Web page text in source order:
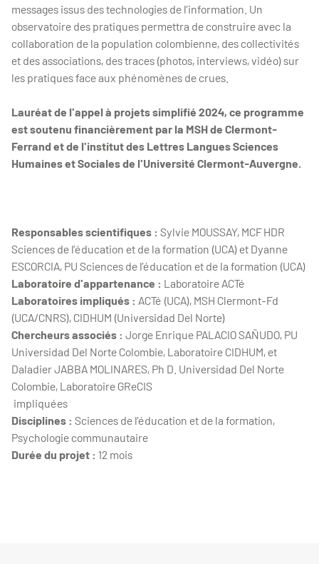
messages issus des technologies de l’information. Un
observatoire des pratiques permettra de construire avec la
collaboration de la population colombienne, des collectivités
et des associations, des traces (photos, interviews, vidéo) sur
les pratiques face aux phénomènes de crues.
Lauréat de l'appel à projets simplifié 2024, ce programme
est soutenu financièrement par la MSH de Clermont-
Ferrand et de l'institut des Lettres Langues Sciences
Humaines et Sociales de l'Université Clermont-Auvergne.
Responsables scientifiques : Sylvie MOUSSAY, MCF HDR
Sciences de l’éducation et de la formation (UCA) et Dyanne
ESCORCIA, PU Sciences de l’éducation et de la formation (UCA)
Laboratoire d'appartenance : Laboratoire ACTé
Laboratoires impliqués : ACTé (UCA), MSH Clermont-Fd
(UCA/CNRS), CIDHUM (Universidad Del Norte)
Chercheurs associés : Jorge Enrique PALACIO SAÑUDO, PU
Universidad Del Norte Colombie, Laboratoire CIDHUM, et
Daladier JABBA MOLINARES, Ph D. Universidad Del Norte
Colombie, Laboratoire GReCIS
impliquées
Disciplines : Sciences de l’éducation et de la formation,
Psychologie communautaire
Durée du projet : 12 mois